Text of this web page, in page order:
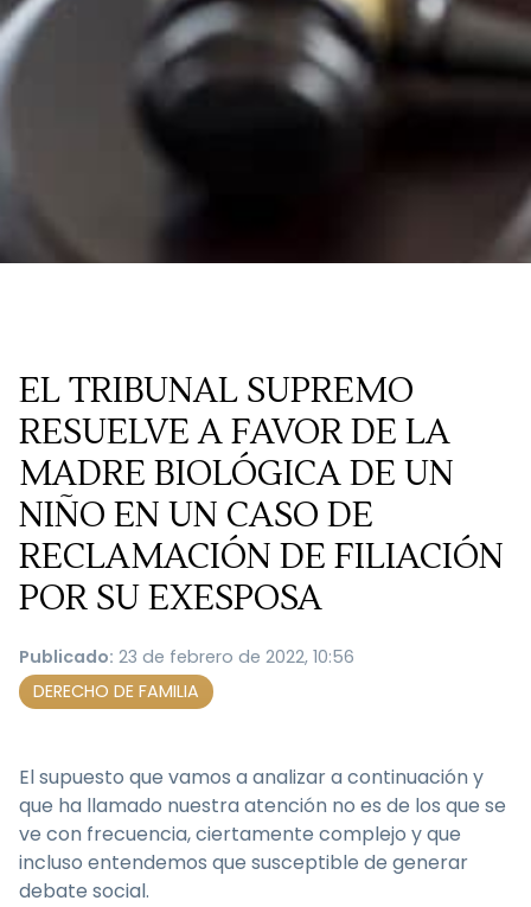
EL TRIBUNAL SUPREMO
RESUELVE A FAVOR DE LA
MADRE BIOLÓGICA DE UN
NIÑO EN UN CASO DE
RECLAMACIÓN DE FILIACIÓN
POR SU EXESPOSA
Publicado: 23 de febrero de 2022, 10:56
DERECHO DE FAMILIA
El supuesto que vamos a analizar a continuación y
que ha llamado nuestra atención no es de los que se
ve con frecuencia, ciertamente complejo y que
incluso entendemos que susceptible de generar
debate social.